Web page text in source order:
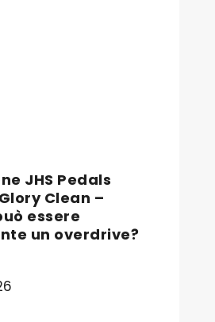
JHS Pedals
Clean –
essere
un overdrive?